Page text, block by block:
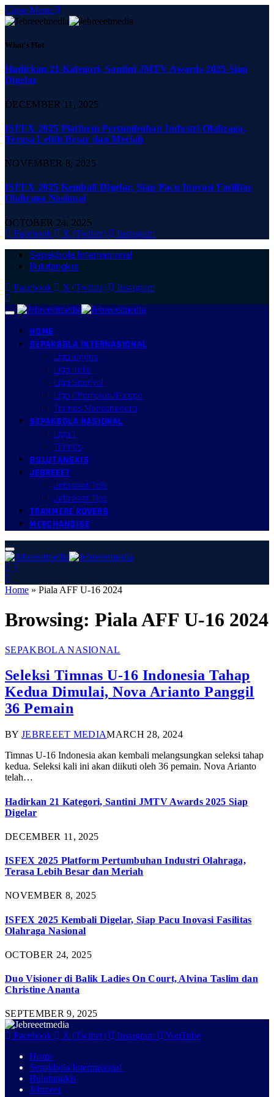
Close Menu
What's Hot
Hadirkan 21 Kategori, Santini JMTV Awards 2025 Siap
Digelar
DECEMBER 11, 2025
ISFEX 2025 Platform Pertumbuhan Industri Olahraga,
Terasa Lebih Besar dan Meriah
NOVEMBER 8, 2025
ISFEX 2025 Kembali Digelar, Siap Pacu Inovasi Fasilitas
Olahraga Nasional
OCTOBER 24, 2025
Facebook
X (Twitter) Instagram
Sepakbola Internasional
Bulutangkis
Facebook X (Twitter) Instagram
HOME
SEPAKBOLA INTERNASIONAL
Liga Inggris
Liga Italia
Liga Spanyol
Liga Champion/Europa
Timnas Mancanegara
SEPAKBOLA NASIONAL
Liga 1
Timnas
BULUTANGKIS
JEBREEET
Jebreeet Talk
Jebreeet Tips
TRANMERE ROVERS
MERCHANDISE
Home » Piala AFF U-16 2024
Browsing: Piala AFF U-16 2024
SEPAKBOLA NASIONAL
Seleksi Timnas U-16 Indonesia Tahap
Kedua Dimulai, Nova Arianto Panggil
36 Pemain
BY JEBREEET MEDIAMARCH 28, 2024
Timnas U-16 Indonesia akan kembali melangsungkan seleksi tahap
kedua. Seleksi kali ini akan diikuti oleh 36 pemain. Nova Arianto
telah…
Hadirkan 21 Kategori, Santini JMTV Awards 2025 Siap
Digelar
DECEMBER 11, 2025
ISFEX 2025 Platform Pertumbuhan Industri Olahraga,
Terasa Lebih Besar dan Meriah
NOVEMBER 8, 2025
ISFEX 2025 Kembali Digelar, Siap Pacu Inovasi Fasilitas
Olahraga Nasional
OCTOBER 24, 2025
Duo Visioner di Balik Ladies On Court, Alvina Taslim dan
Christine Ananta
SEPTEMBER 9, 2025
Facebook X (Twitter) Instagram
YouTube
Home
Sepakbola Internasional
Bulutangkis
Jebreeet